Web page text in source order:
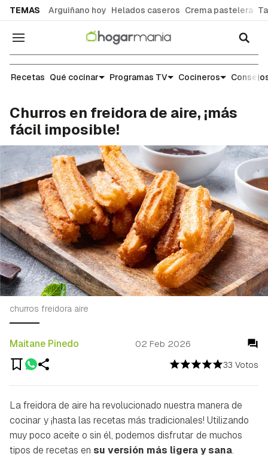
TEMAS Arguiñano hoy Helados caseros Crema pastelera
Navegación
Recetas
Recetas Qué cocinar Programas TV Cocineros
Churros en freidora de aire, ¡más
fácil imposible!
33 Votos
Maitane Pinedo 02 Feb 2026
churros freidora aire
La freidora de aire ha revolucionado nuestra manera de
cocinar y ¡hasta las recetas más tradicionales! Utilizando
muy poco aceite o sin él, podemos disfrutar de muchos
tipos de recetas en su versión más ligera y sana.